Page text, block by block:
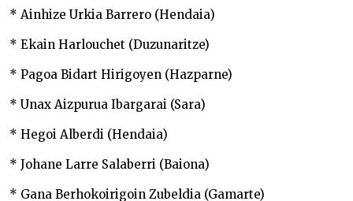
* Ainhize Urkia Barrero (Hendaia)
* Ekain Harlouchet (Duzunaritze)
* Pagoa Bidart Hirigoyen (Hazparne)
* Unax Aizpurua Ibargarai (Sara)
* Hegoi Alberdi (Hendaia)
* Johane Larre Salaberri (Baiona)
* Gana Berhokoirigoin Zubeldia (Gamarte)